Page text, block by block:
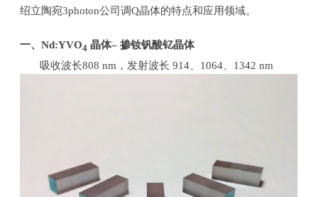
绍立陶宛3photon公司调Q晶体的特点和应用领域。
一、Nd:YVO4 晶体–掺钕钒酸钇晶体
吸收波长808 nm ，发射波长 914 1064 1342 nm